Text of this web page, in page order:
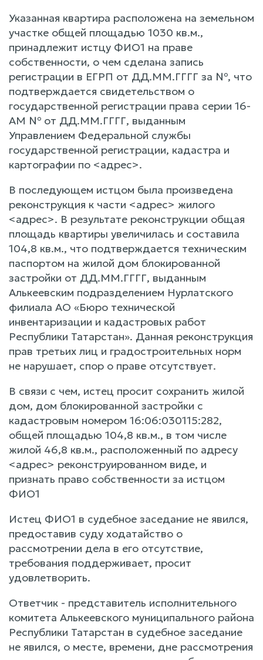
Указанная квартира расположена на земельном
участке общей площадью 1030 кв.м.,
принадлежит истцу ФИО1 на праве
собственности, о чем сделана запись
регистрации в ЕГРП от ДД.ММ.ГГГГ за №, что
подтверждается свидетельством о
государственной регистрации права серии 16-
АМ № от ДД.ММ.ГГГГ, выданным
Управлением Федеральной службы
государственной регистрации, кадастра и
картографии по <адрес>.
В последующем истцом была произведена
реконструкция к части <адрес> жилого
<адрес>. В результате реконструкции общая
площадь квартиры увеличилась и составила
104,8 кв.м., что подтверждается техническим
паспортом на жилой дом блокированной
застройки от ДД.ММ.ГГГГ, выданным
Алькеевским подразделением Нурлатского
филиала АО «Бюро технической
инвентаризации и кадастровых работ
Республики Татарстан». Данная реконструкция
прав третьих лиц и градостроительных норм
не нарушает, спор о праве отсутствует.
В связи с чем, истец просит сохранить жилой
дом, дом блокированной застройки с
кадастровым номером 16:06:030115:282,
общей площадью 104,8 кв.м., в том числе
жилой 46,8 кв.м., расположенный по адресу
<адрес> реконструированном виде, и
признать право собственности за истцом
ФИО1
Истец ФИО1 в судебное заседание не явился,
предоставив суду ходатайство о
рассмотрении дела в его отсутствие,
требования поддерживает, просит
удовлетворить.
Ответчик - представитель исполнительного
комитета Алькеевского муниципального района
Республики Татарстан в судебное заседание
не явился, о месте, времени, дне рассмотрения